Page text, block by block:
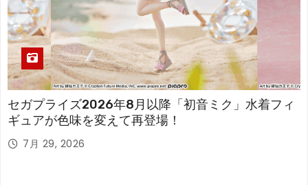
セガプライズ2026年8月以降「初音ミク」水着フィ
ギュアが色味を変えて再登場！
7月 29, 2026